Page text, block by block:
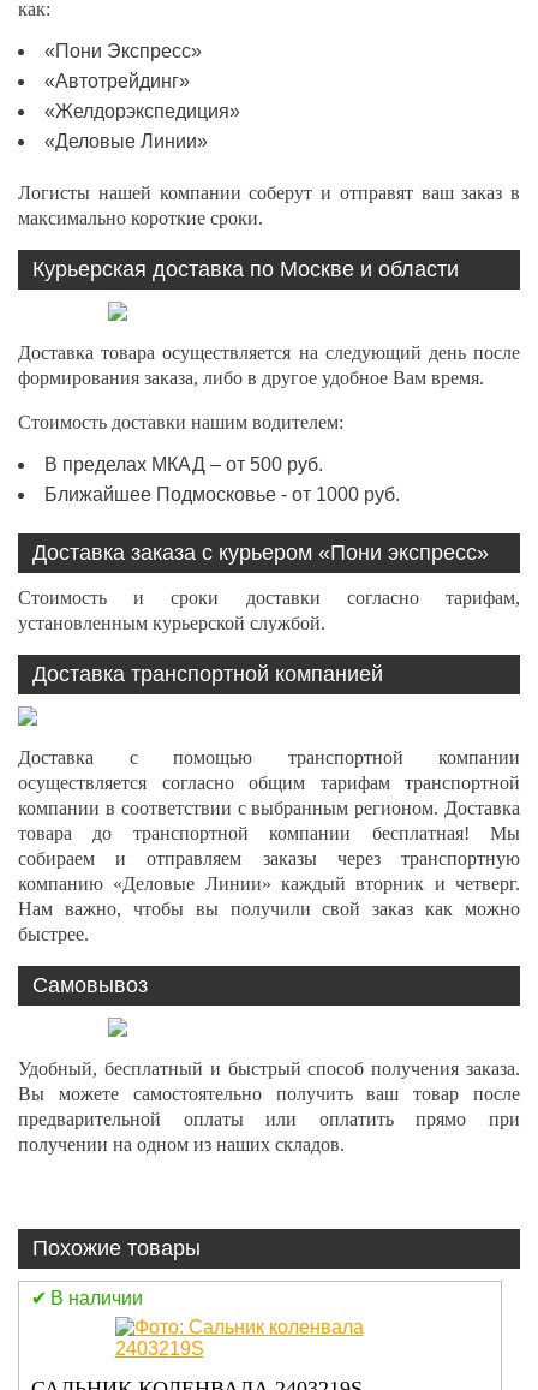
как:
«Пони Экспресс»
«Автотрейдинг»
«Желдорэкспедиция»
«Деловые Линии»
Логисты нашей компании соберут и отправят ваш заказ в
максимально короткие сроки.
Курьерская доставка по Москве и области
Доставка товара осуществляется на следующий день после
формирования заказа, либо в другое удобное Вам время.
Стоимость доставки нашим водителем:
В пределах МКАД – от 500 руб.
Ближайшее Подмосковье - от 1000 руб.
Доставка заказа с курьером «Пони экспресс»
Стоимость и сроки доставки согласно тарифам,
установленным курьерской службой.
Доставка транспортной компанией
Доставка с помощью транспортной компании
осуществляется согласно общим тарифам транспортной
компании в соответствии с выбранным регионом. Доставка
товара до транспортной компании бесплатная! Мы
собираем и отправляем заказы через транспортную
компанию «Деловые Линии» каждый вторник и четверг.
Нам важно, чтобы вы получили свой заказ как можно
быстрее.
Самовывоз
Удобный, бесплатный и быстрый способ получения заказа.
Вы можете самостоятельно получить ваш товар после
предварительной оплаты или оплатить прямо при
получении на одном из наших складов.
Похожие товары
В наличии